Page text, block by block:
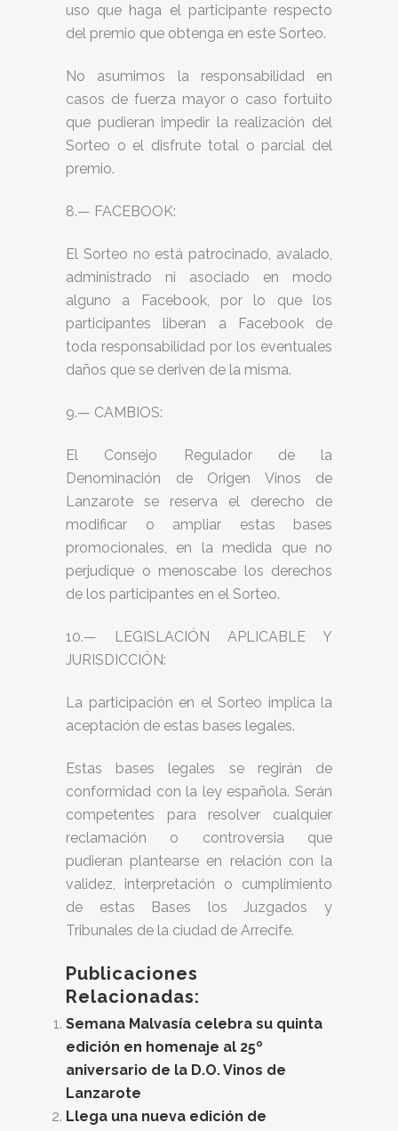
uso que haga el participante respecto
del premio que obtenga en este Sorteo.
No asumimos la responsabilidad en
casos de fuerza mayor o caso fortuito
que pudieran impedir la realización del
Sorteo o el disfrute total o parcial del
premio.
8.— FACEBOOK:
El Sorteo no está patrocinado, avalado,
administrado ni asociado en modo
alguno a Facebook, por lo que los
participantes liberan a Facebook de
toda responsabilidad por los eventuales
daños que se deriven de la misma.
9.— CAMBIOS:
El Consejo Regulador de la
Denominación de Origen Vinos de
Lanzarote se reserva el derecho de
modificar o ampliar estas bases
promocionales, en la medida que no
perjudique o menoscabe los derechos
de los participantes en el Sorteo.
10.— LEGISLACIÓN APLICABLE Y
JURISDICCIÓN:
La participación en el Sorteo implica la
aceptación de estas bases legales.
Estas bases legales se regirán de
conformidad con la ley española. Serán
competentes para resolver cualquier
reclamación o controversia que
pudieran plantearse en relación con la
validez, interpretación o cumplimiento
de estas Bases los Juzgados y
Tribunales de la ciudad de Arrecife.
Publicaciones
Relacionadas:
Semana Malvasía celebra su quinta
edición en homenaje al 25º
aniversario de la D.O. Vinos de
Lanzarote
Llega una nueva edición de